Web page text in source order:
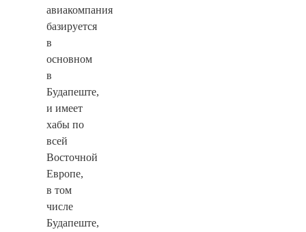
авиакомпания
базируется
в
основном
в
Будапеште,
и имеет
хабы по
всей
Восточной
Европе,
в том
числе
Будапеште,